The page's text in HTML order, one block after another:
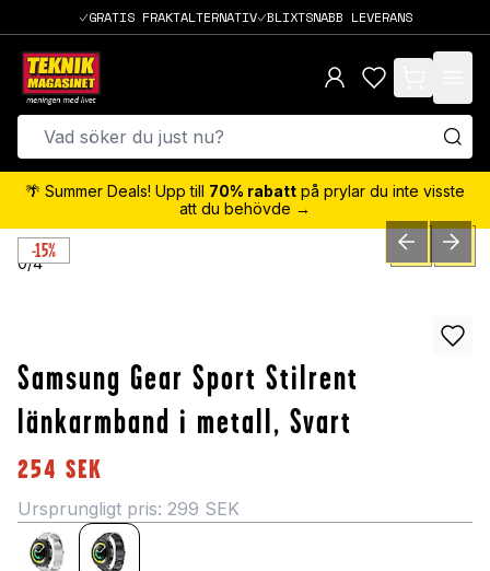
GRATIS FRAKTALTERNATIV BLIXTSNABB LEVERANS
items in cart,
🌴 Summer Deals! Upp till 70% rabatt på prylar du inte visste
att du behövde →
-15%
0/4 PREVIOUSNEXT
Samsung Gear Sport Stilrent
länkarmband i metall, Svart
254 SEK
Ursprungligt pris: 299 SEK